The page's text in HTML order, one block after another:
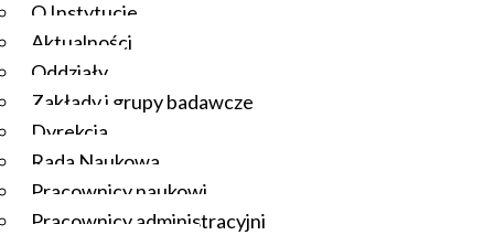
O Instytucie
Aktualności
Oddziały
Zakłady i grupy badawcze
Dyrekcja
Rada Naukowa
Pracownicy naukowi
Pracownicy administracyjni